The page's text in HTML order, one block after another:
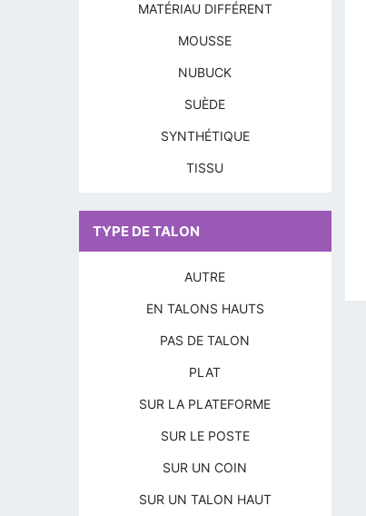
MATÉRIAU DIFFÉRENT
MOUSSE
NUBUCK
SUÈDE
SYNTHÉTIQUE
TISSU
TYPE DE TALON
AUTRE
EN TALONS HAUTS
PAS DE TALON
PLAT
SUR LA PLATEFORME
SUR LE POSTE
SUR UN COIN
SUR UN TALON HAUT